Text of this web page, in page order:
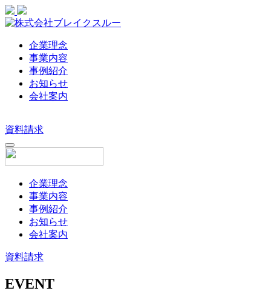
企業理念
事業内容
事例紹介
お知らせ
会社案内
資料請求
企業理念
事業内容
事例紹介
お知らせ
会社案内
資料請求
EVENT